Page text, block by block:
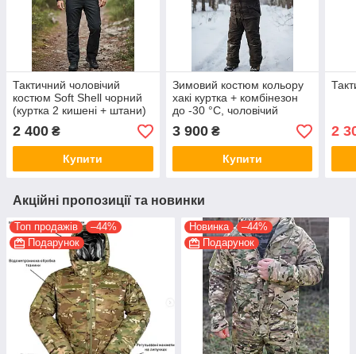
Тактичний чоловічий
костюм Soft Shell чорний
(куртка 2 кишені + штани)
2 400 ₴
Купити
Зимовий костюм кольору
хакі куртка + комбінезон
до -30 °C, чоловічий
теплий костюм для
риболовлі та полювання
3 900₴
Купити
2
Акційні пропозиції та новинки
Топ продажів
–44%
Подарунок
Новинка
–44%
Подарунок